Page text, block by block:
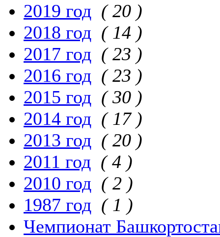
2019 год ( 20 )
2018 год ( 14 )
2017 год ( 23 )
2016 год ( 23 )
2015 год ( 30 )
2014 год ( 17 )
2013 год ( 20 )
2011 год ( 4 )
2010 год ( 2 )
1987 год ( 1 )
Чемпионат